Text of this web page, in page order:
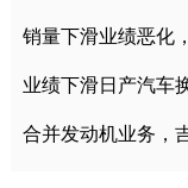
销量下滑业绩恶化
业绩下滑日产汽车
合并发动机业务，